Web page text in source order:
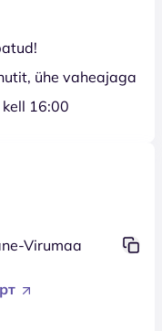
ühe vaheajaga
16:00
Virumaa